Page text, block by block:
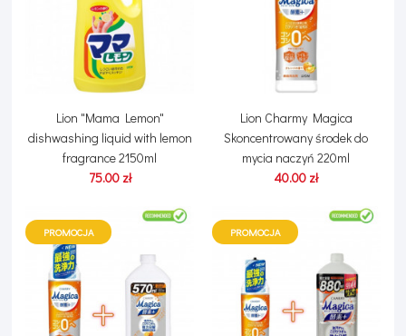
Lion "Mama Lemon"
dishwashing liquid with lemon
fragrance 2150ml
75.00 zł
Lion Charmy Magica
Skoncentrowany środek do
mycia naczyń 220ml
40.00 zł
PROMOCJA PROMOCJA